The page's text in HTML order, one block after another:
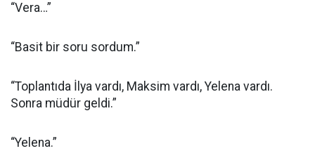
“Vera…”
“Basit bir soru sordum.”
“Toplantıda İlya vardı, Maksim vardı, Yelena vardı.
Sonra müdür geldi.”
“Yelena.”